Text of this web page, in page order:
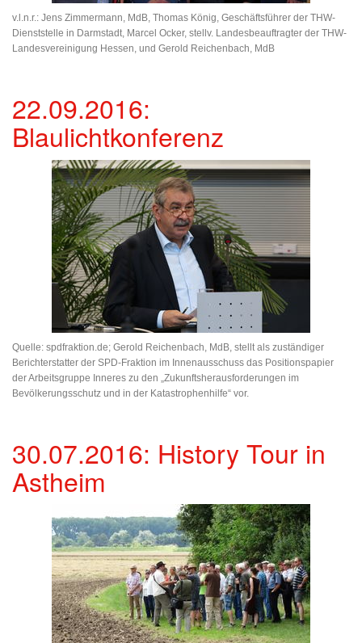
v.l.n.r.: Jens Zimmermann, MdB, Thomas König, Geschäftsführer der THW-
Dienststelle in Darmstadt, Marcel Ocker, stellv. Landesbeauftragter der THW-
Landesvereinigung Hessen, und Gerold Reichenbach, MdB
22.09.2016:
Blaulichtkonferenz
Quelle: spdfraktion.de; Gerold Reichenbach, MdB, stellt als zuständiger
Berichterstatter der SPD-Fraktion im Innenausschuss das Positionspapier
der Arbeitsgruppe Inneres zu den „Zukunftsherausforderungen im
Bevölkerungsschutz und in der Katastrophenhilfe“ vor.
30.07.2016: History Tour in
Astheim